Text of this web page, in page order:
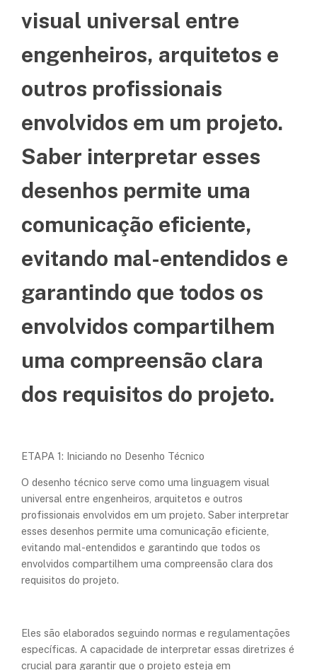
visual universal entre
engenheiros, arquitetos e
outros profissionais
envolvidos em um projeto.
Saber interpretar esses
desenhos permite uma
comunicação eficiente,
evitando mal-entendidos e
garantindo que todos os
envolvidos compartilhem
uma compreensão clara
dos requisitos do projeto.
ETAPA 1: Iniciando no Desenho Técnico
O desenho técnico serve como uma linguagem visual
universal entre engenheiros, arquitetos e outros
profissionais envolvidos em um projeto. Saber interpretar
esses desenhos permite uma comunicação eficiente,
evitando mal-entendidos e garantindo que todos os
envolvidos compartilhem uma compreensão clara dos
requisitos do projeto.
Eles são elaborados seguindo normas e regulamentações
específicas. A capacidade de interpretar essas diretrizes é
crucial para garantir que o projeto esteja em